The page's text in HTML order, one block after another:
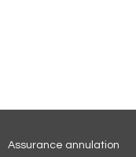
Assurance annulation